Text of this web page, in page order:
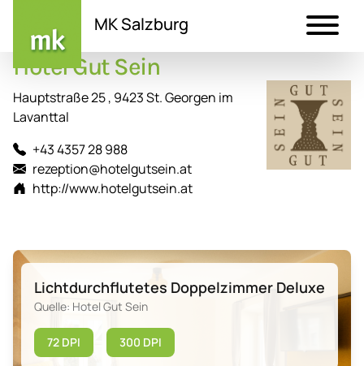
Inhalt
MK Salzburg
Hotel Gut Sein
Hauptstraße 25 , 9423 St. Georgen im
Lavanttal
+43 4357 28 988
rezeption@hotelgutsein.at
http://www.hotelgutsein.at
Lichtdurchflutetes Doppelzimmer Deluxe
Quelle: Hotel Gut Sein
72 DPI 300 DPI